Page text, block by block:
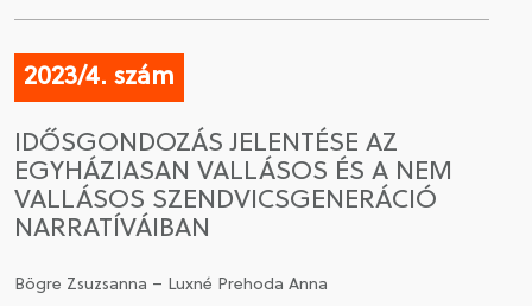
2023/4. szám
IDŐSGONDOZÁS JELENTÉSE AZ
EGYHÁZIASAN VALLÁSOS ÉS A NEM
VALLÁSOS SZENDVICSGENERÁCIÓ
NARRATÍVÁIBAN
Bögre Zsuzsanna – Luxné Prehoda Anna